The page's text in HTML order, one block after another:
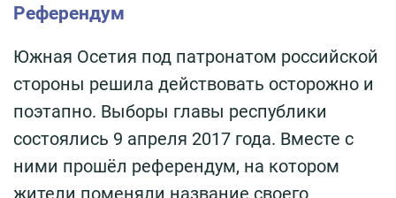
Референдум
Южная Осетия под патронатом российской
стороны решила действовать осторожно и
поэтапно. Выборы главы республики
состоялись 9 апреля 2017 года. Вместе с
ними прошёл референдум, на котором